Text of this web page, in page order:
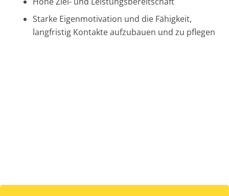
Starke Eigenmotivation und die Fähigkeit,
langfristig Kontakte aufzubauen und zu pflegen